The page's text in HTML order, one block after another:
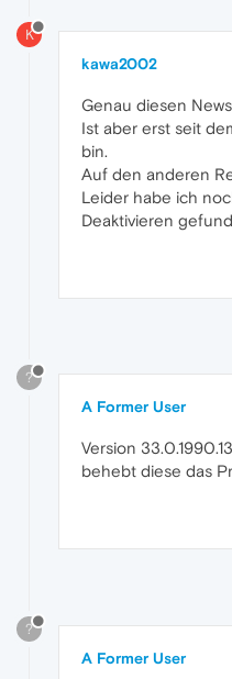
K
kawa2002
Genau diesen
Ist aber erst seit
bin.
Auf den anderen
Leider habe ich
Deaktivieren
?
A Former User
Version
behebt diese das
?
A Former User